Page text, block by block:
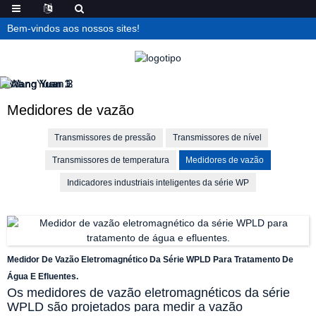
Bem-vindos aos nossos sites!
Medidores de vazão
Transmissores de pressão Transmissores de nível
Transmissores de temperatura Medidores de vazão
Indicadores industriais inteligentes da série WP
Medidor De Vazão Eletromagnético Da Série WPLD Para Tratamento De
Água E Efluentes.
Os medidores de vazão eletromagnéticos da série
WPLD são projetados para medir a vazão